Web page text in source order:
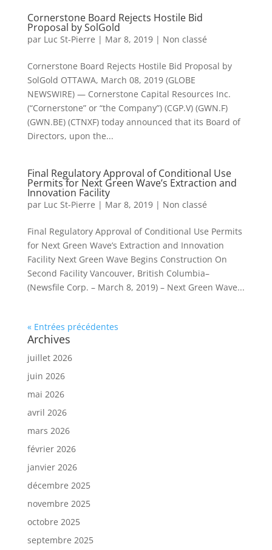
Cornerstone Board Rejects Hostile Bid
Proposal by SolGold
par Luc St-Pierre | Mar 8, 2019| Non classé
Cornerstone Board Rejects Hostile Bid Proposal by
SolGold OTTAWA, March 08, 2019 (GLOBE
NEWSWIRE) — Cornerstone Capital Resources Inc.
(“Cornerstone” or “the Company”) (CGP.V) (GWN.F)
(GWN.BE) (CTNXF) today announced that its Board of
Directors, upon the...
Final Regulatory Approval of Conditional Use
Permits for Next Green Wave’s Extraction and
Innovation Facility
par Luc St-Pierre | Mar 8, 2019| Non classé
Final Regulatory Approval of Conditional Use Permits
for Next Green Wave’s Extraction and Innovation
Facility Next Green Wave Begins Construction On
Second Facility Vancouver, British Columbia–
(Newsfile Corp. – March 8, 2019) – Next Green Wave...
« Entrées précédentes
Archives
juillet 2026
juin 2026
mai 2026
avril 2026
mars 2026
février 2026
janvier 2026
décembre 2025
novembre 2025
octobre 2025
septembre 2025